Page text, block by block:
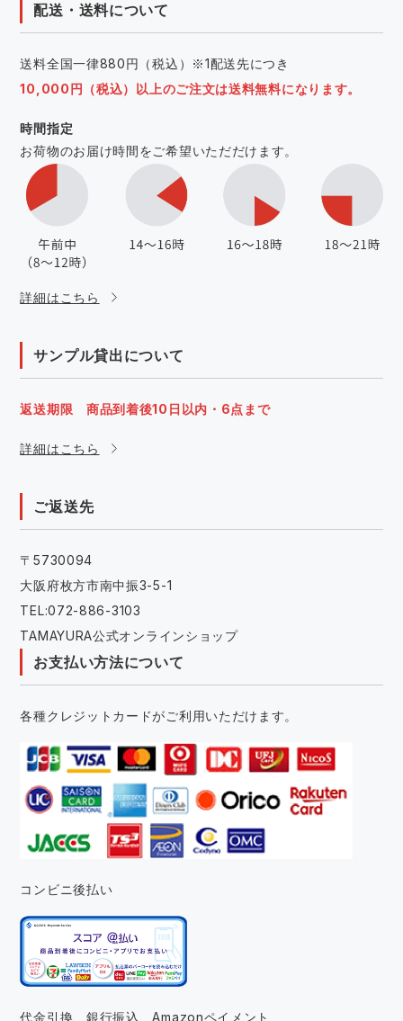
配送・送料について
送料全国一律880円（税込）※1配送先につき
10,000円（税込）以上のご注文は送料無料になります。
時間指定
お荷物のお届け時間をご希望いただだけます。
詳細はこちら
サンプル貸出について
返送期限 商品到着後10日以内・6点まで
詳細はこちら
ご返送先
〒5730094
大阪府枚方市南中振3-5-1
TEL:072-886-3103
TAMAYURA公式オンラインショップ
お支払い方法について
各種クレジットカードがご利用いただけます。
コンビニ後払い
代金引換、銀行振込、Amazonペイメント